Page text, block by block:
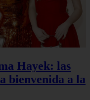
Hayek: las
bienvenida a la